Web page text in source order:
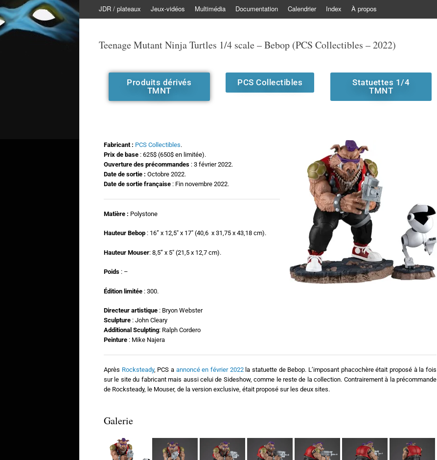
Tortuepédia
L'encyclopédie des Tortues Ninja !
JDR / plateaux Jeux-vidéos Multimédia Documentation Calendrier Index À propos
Teenage Mutant Ninja Turtles 1/4 scale – Bebop (PCS Collectibles – 2022)
Produits dérivés
TMNT
PCS Collectibles
Statuettes 1/4
TMNT
Fabricant : PCS Collectibles.
Prix de base : 625$ (650$ en limitée).
Ouverture des précommandes : 3 février 2022.
Date de sortie : Octobre 2022.
Date de sortie française : Fin novembre 2022.
Matière : Polystone
Hauteur Bebop : 16” x 12,5″ x 17″ (40,6 x 31,75 x 43,18 cm).
Hauteur Mouser: 8,5” x 5″ (21,5 x 12,7 cm).
Poids : –
Édition limitée : 300.
Directeur artistique : Bryon Webster
Sculpture : John Cleary
Additional Sculpting: Ralph Cordero
Peinture : Mike Najera
Après Rocksteady, PCS a annoncé en février 2022la statuette de Bebop. L’imposant phacochère était proposé à la fois
sur le site du fabricant mais aussi celui de Sideshow, comme le reste de la collection. Contrairement à la précommande
de Rocksteady, le Mouser, de la version exclusive, était proposé sur les deux sites.
Galerie